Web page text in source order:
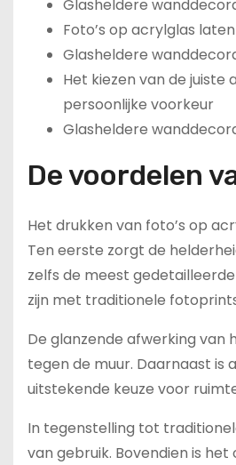
Glasheldere
Foto’s op acrylglas
Glasheldere
Het kiezen van de
persoonlijke voorkeur
Glasheldere
De voordelen
Het drukken van foto’s op
Ten eerste zorgt de
zelfs de meest
zijn met traditionele
De glanzende afwerking
tegen de muur. Daarnaast is
uitstekende keuze voor
In tegenstelling tot
van gebruik. Bovendien is